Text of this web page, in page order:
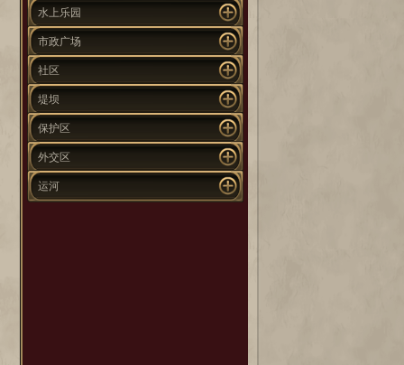
水上乐园
市政广场
社区
堤坝
保护区
外交区
运河